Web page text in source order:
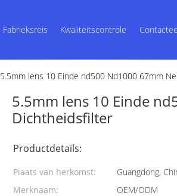
Fabrieksreis Kwaliteitscontrole
5.5mm lens 10 Einde nd500 Nd1000 67mm
5.5mm lens 10 Einde
Dichtheidsfilter
Productdetails:
Plaats van herkomst:
Guangdong,
Merknaam:
OEM/ODM